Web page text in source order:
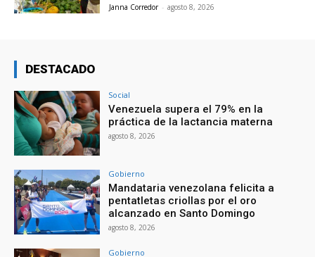
Janna Corredor - agosto 8, 2026
DESTACADO
Social
Venezuela supera el 79% en la
práctica de la lactancia materna
agosto 8, 2026
Gobierno
Mandataria venezolana felicita a
pentatletas criollas por el oro
alcanzado en Santo Domingo
agosto 8, 2026
Gobierno